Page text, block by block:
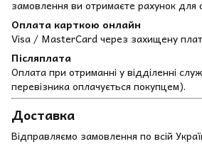
замовлення ви отримаєте рахунок для
Оплата карткою онлайн
Visa / MasterCard через захищену
Післяплата
Оплата при отриманні у відділенні
перевізника оплачується покупцем).
Доставка
Відправляємо замовлення по всій